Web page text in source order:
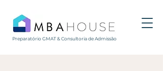
Preparatório GMAT & Consultoria de Admissão